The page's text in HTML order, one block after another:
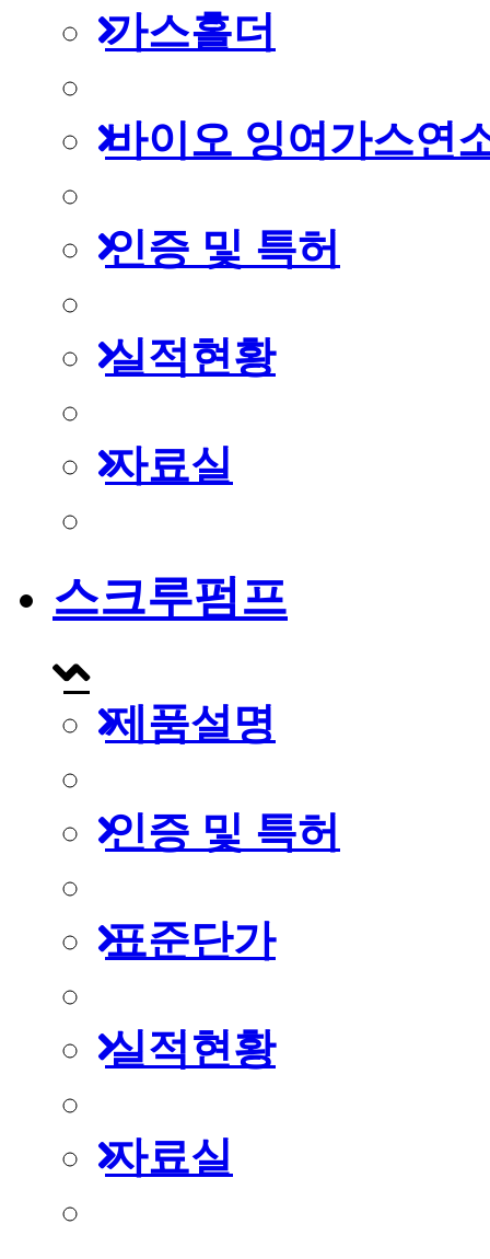
가스홀더
바이오 잉여가스연
인증 및 특허
실적현황
자료실
스크루펌프
제품설명
인증 및 특허
표준단가
실적현황
자료실